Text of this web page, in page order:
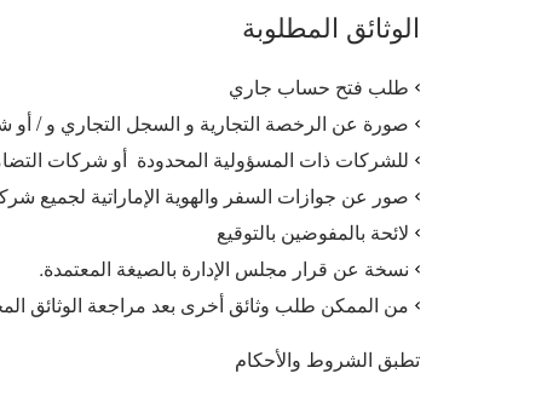
الوثائق المطلوبة
طلب فتح حساب جاري
صورة عن الرخصة التجارية و السجل التجاري و / أو
للشركات ذات المسؤولية المحدودة أو شركات
صور عن جوازات السفر والهوية الإماراتية لجميع
لائحة بالمفوضين بالتوقيع
نسخة عن قرار مجلس الإدارة بالصيغة المعتمدة.
من الممكن طلب وثائق أخرى بعد مراجعة الوثائق
تطبق الشروط والأحكام